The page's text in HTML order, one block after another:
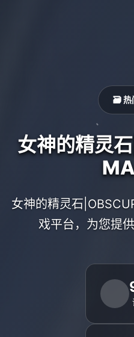
🗃️ 热
女神的精灵
女神的精灵石
戏平台，为您提